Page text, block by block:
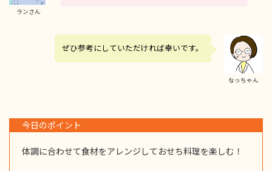
ランさん
なっちゃん
ぜひ参考にしていただければ幸いです。
今日のポイント
体調に合わせて食材をアレンジしておせち料理を楽しむ！